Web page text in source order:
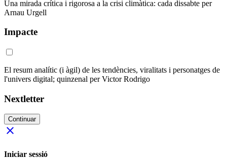
Una mirada crítica i rigorosa a la crisi climàtica: cada dissabte per
Arnau Urgell
Impacte
El resum analític (i àgil) de les tendències, viralitats i personatges de
l'univers digital; quinzenal per Victor Rodrigo
Nextletter
Continuar
close
Iniciar sessió